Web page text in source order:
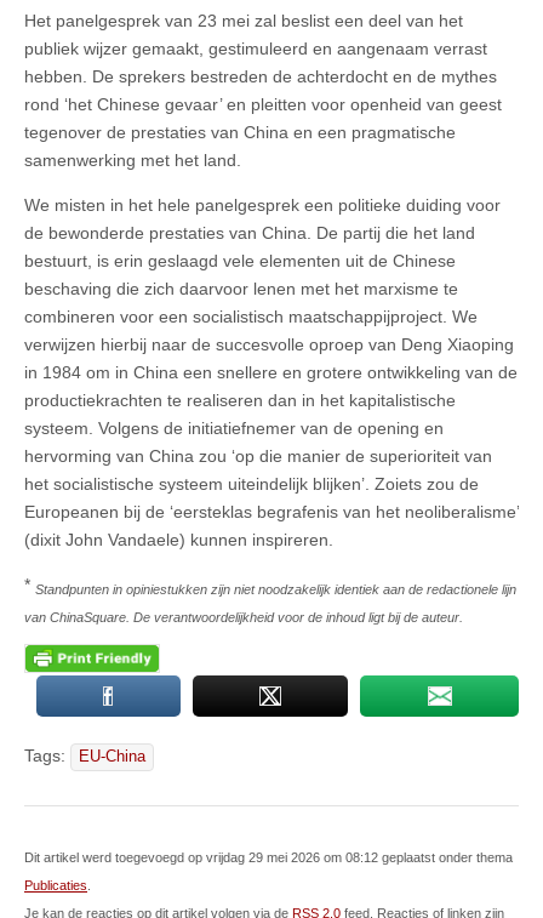
Het panelgesprek van 23 mei zal beslist een deel van het
publiek wijzer gemaakt, gestimuleerd en aangenaam verrast
hebben. De sprekers bestreden de achterdocht en de mythes
rond ‘het Chinese gevaar’ en pleitten voor openheid van geest
tegenover de prestaties van China en een pragmatische
samenwerking met het land.
We misten in het hele panelgesprek een politieke duiding voor
de bewonderde prestaties van China. De partij die het land
bestuurt, is erin geslaagd vele elementen uit de Chinese
beschaving die zich daarvoor lenen met het marxisme te
combineren voor een socialistisch maatschappijproject. We
verwijzen hierbij naar de succesvolle oproep van Deng Xiaoping
in 1984 om in China een snellere en grotere ontwikkeling van de
productiekrachten te realiseren dan in het kapitalistische
systeem. Volgens de initiatiefnemer van de opening en
hervorming van China zou ‘op die manier de superioriteit van
het socialistische systeem uiteindelijk blijken’. Zoiets zou de
Europeanen bij de ‘eersteklas begrafenis van het neoliberalisme’
(dixit John Vandaele) kunnen inspireren.
* Standpunten in opiniestukken zijn niet noodzakelijk identiek aan de redactionele lijn
van ChinaSquare. De verantwoordelijkheid voor de inhoud ligt bij de auteur.
Tags: EU-China
Dit artikel werd toegevoegd op vrijdag 29 mei 2026 om 08:12 geplaatst onder thema
Publicaties
Je kan de reacties op dit artikel volgen via de RSS 2.0 feed. Reacties of linken zijn